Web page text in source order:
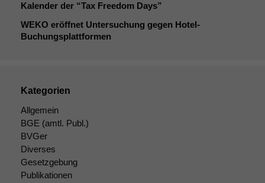
Kalender der “Tax Freedom Days”
WEKO eröffnet Untersuchung gegen Hotel-
Buchungsplattformen
Kategorien
Allgemein
BGE (amtl. Publ.)
BVGer
Diverses
Gesetzgebung
Publikationen